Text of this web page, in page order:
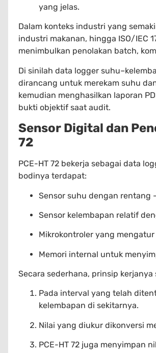
yang jelas.
Dalam konteks industri yang
industri makanan, hingga ISO/IEC
menimbulkan penolakan batch,
Di sinilah data logger
dirancang untuk merekam suhu
kemudian menghasilkan laporan
bukti objektif saat audit.
Sensor Digital dan
72
PCE-HT 72 bekerja sebagai data
bodinya terdapat:
Sensor suhu dengan rentang
Sensor kelembapan relatif
Mikrokontroler yang
Memori internal untuk
Secara sederhana, prinsip kerjanya
Pada interval yang telah
kelembapan di sekitarnya.
Nilai yang diukur dikonversi
PCE-HT 72 juga menyimpan